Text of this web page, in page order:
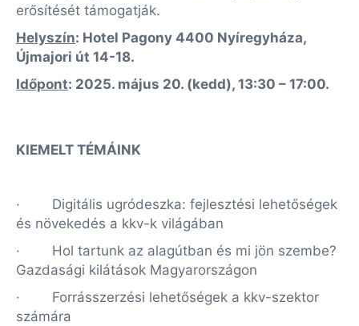
erősítését támogatják.
Helyszín: Hotel Pagony 4400 Nyíregyháza,
Újmajori út 14-18.
Időpont: 2025. május 20. (kedd), 13:30 – 17:00.
KIEMELT TÉMÁINK
· Digitális ugródeszka: fejlesztési lehetőségek
és növekedés a kkv-k világában
· Hol tartunk az alagútban és mi jön szembe?
Gazdasági kilátások Magyarországon
· Forrásszerzési lehetőségek a kkv-szektor
számára